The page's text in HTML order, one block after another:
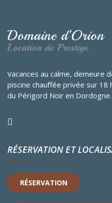
Vacances au calme, demeure
piscine chauffée privée sur
du Périgord Noir en Dordogne.
RÉSERVATION ET
RÉSERVATION